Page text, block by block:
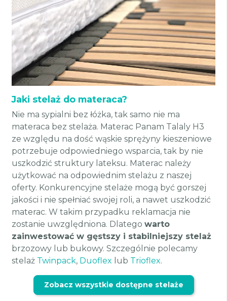
Jaki stelaż do materaca?
Nie ma sypialni bez łóżka, tak samo nie ma
materaca bez stelaża. Materac Panam Talaly H3
ze względu na dość wąskie sprężyny kieszeniowe
potrzebuje odpowiedniego wsparcia, tak by nie
uszkodzić struktury lateksu. Materac należy
użytkować na odpowiednim stelażu z naszej
oferty. Konkurencyjne stelaże mogą być gorszej
jakości i nie spełniać swojej roli, a nawet uszkodzić
materac. W takim przypadku reklamacja nie
zostanie uwzględniona. Dlatego warto
zainwestować w gęstszy i stabilniejszy stelaż
brzozowy lub bukowy. Szczególnie polecamy
stelaż Twinpack, Duoflex lub Trioflex.
Zobacz wszystkie dostępne stelaże